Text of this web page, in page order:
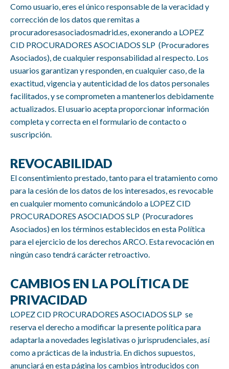
Como usuario, eres el único responsable de la veracidad y
corrección de los datos que remitas a
procuradoresasociadosmadrid.es, exonerando a LOPEZ
CID PROCURADORES ASOCIADOS SLP (Procuradores
Asociados), de cualquier responsabilidad al respecto. Los
usuarios garantizan y responden, en cualquier caso, de la
exactitud, vigencia y autenticidad de los datos personales
facilitados, y se comprometen a mantenerlos debidamente
actualizados. El usuario acepta proporcionar información
completa y correcta en el formulario de contacto o
suscripción.
REVOCABILIDAD
El consentimiento prestado, tanto para el tratamiento como
para la cesión de los datos de los interesados, es revocable
en cualquier momento comunicándolo a LOPEZ CID
PROCURADORES ASOCIADOS SLP (Procuradores
Asociados) en los términos establecidos en esta Política
para el ejercicio de los derechos ARCO. Esta revocación en
ningún caso tendrá carácter retroactivo.
CAMBIOS EN LA POLÍTICA DE
PRIVACIDAD
LOPEZ CID PROCURADORES ASOCIADOS SLP se
reserva el derecho a modificar la presente política para
adaptarla a novedades legislativas o jurisprudenciales, así
como a prácticas de la industria. En dichos supuestos,
anunciará en esta página los cambios introducidos con